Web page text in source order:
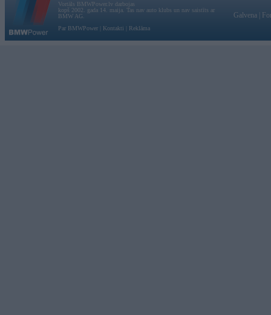
Vortāls BMWPower.lv darbojas
kopš 2002. gada 14. maija. Tas nav auto klubs un nav saistīts ar
BMW AG.
Par BMWPower
Kontakti Reklāma
Galvena